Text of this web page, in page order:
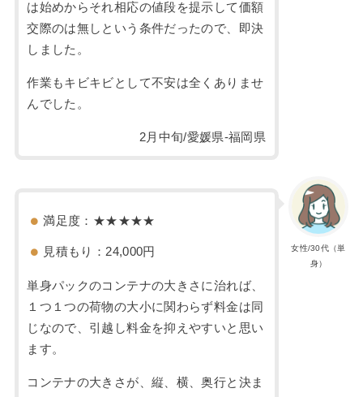
は始めからそれ相応の値段を提示して価額
交際のは無しという条件だったので、即決
しました。
作業もキビキビとして不安は全くありませ
んでした。
2月中旬/愛媛県-福岡県
女性/30代（単
身）
満足度：★★★★★
見積もり：24,000円
単身パックのコンテナの大きさに治れば、
１つ１つの荷物の大小に関わらず料金は同
じなので、引越し料金を抑えやすいと思い
ます。
コンテナの大きさが、縦、横、奥行と決ま